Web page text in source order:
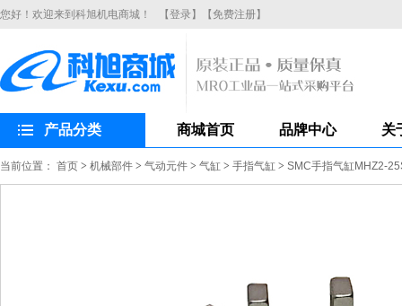
您好！欢迎来到科旭机电商城！ 【登录】 【免费注册】
产品分类 商城首页 品牌中心 关
当前位置： 首页 > 机械部件 > 气动元件 > 气缸 > 手指气缸 > SMC手指气缸MHZ2-